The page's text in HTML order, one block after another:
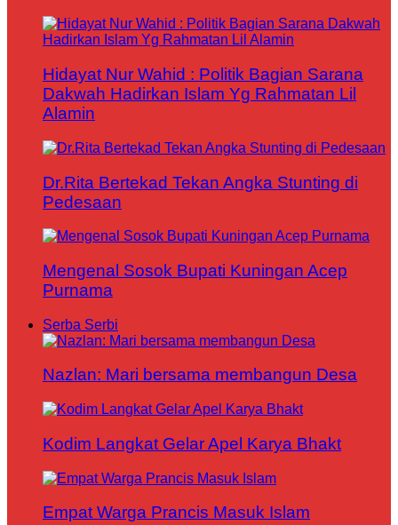
Hidayat Nur Wahid : Politik Bagian Sarana
Dakwah Hadirkan Islam Yg Rahmatan Lil
Alamin
Dr.Rita Bertekad Tekan Angka Stunting di
Pedesaan
Mengenal Sosok Bupati Kuningan Acep
Purnama
Serba Serbi
Nazlan: Mari bersama membangun Desa
Kodim Langkat Gelar Apel Karya Bhakt
Empat Warga Prancis Masuk Islam